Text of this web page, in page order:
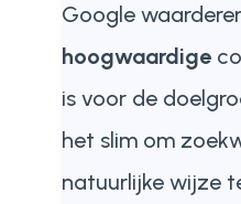
Google
hoogwaardige
is voor de
het slim om
natuurlijke wijze